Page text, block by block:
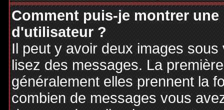
Comment puis-je montrer
d'utilisateur ?
Il peut y avoir deux images
lisez des messages. La
généralement elles prennent la
combien de messages vous